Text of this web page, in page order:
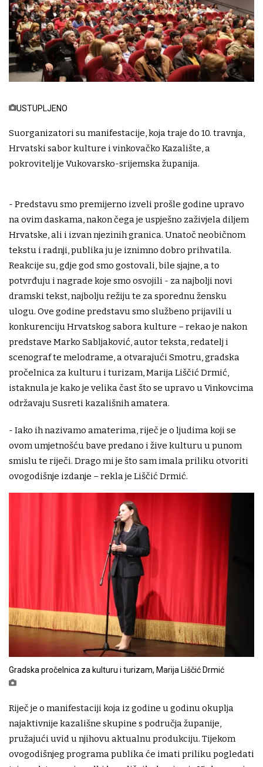
USTUPLJENO
Suorganizatori su manifestacije, koja traje do 10. travnja,
Hrvatski sabor kulture i vinkovačko Kazalište, a
pokrovitelj je Vukovarsko-srijemska županija.
- Predstavu smo premijerno izveli prošle godine upravo
na ovim daskama, nakon čega je uspješno zaživjela diljem
Hrvatske, ali i izvan njezinih granica. Unatoč neobičnom
tekstu i radnji, publika ju je iznimno dobro prihvatila.
Reakcije su, gdje god smo gostovali, bile sjajne, a to
potvrđuju i nagrade koje smo osvojili - za najbolji novi
dramski tekst, najbolju režiju te za sporednu žensku
ulogu. Ove godine predstavu smo službeno prijavili u
konkurenciju Hrvatskog sabora kulture – rekao je nakon
predstave Marko Sabljaković, autor teksta, redatelj i
scenograf te melodrame, a otvarajući Smotru, gradska
pročelnica za kulturu i turizam, Marija Liščić Drmić,
istaknula je kako je velika čast što se upravo u Vinkovcima
održavaju Susreti kazališnih amatera.
- Iako ih nazivamo amaterima, riječ je o ljudima koji se
ovom umjetnošću bave predano i žive kulturu u punom
smislu te riječi. Drago mi je što sam imala priliku otvoriti
ovogodišnje izdanje – rekla je Liščić Drmić.
Gradska pročelnica za kulturu i turizam, Marija Liščić Drmić
Riječ je o manifestaciji koja iz godine u godinu okuplja
najaktivnije kazališne skupine s područja županije,
pružajući uvid u njihovu aktualnu produkciju. Tijekom
ovogodišnjeg programa publika će imati priliku pogledati